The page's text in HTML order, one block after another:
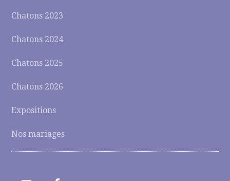
Chatons 2023
Chatons 2024
Chatons 2025
Chatons 2026
Expositions
Nos mariages